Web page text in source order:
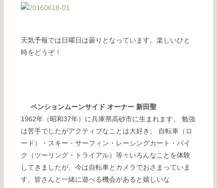
天気予報では日曜日は曇りとなっています。楽しいひと
時をどうぞ！
ペンションムーンサイド オーナー 新田聖
1962年（昭和37年）に兵庫県高砂市に生まれます。 勉強
は苦手でしたがアクティブなことは大好き。 自転車（ロ
ード）・スキー・サーフィン・レーシングカート・バイ
ク（ツーリング・トライアル）等々いろんなことを体験
してきましたが、今は自転車とカメラでおさまっていま
す。皆さんと一緒に遊べる機会があると嬉しいな